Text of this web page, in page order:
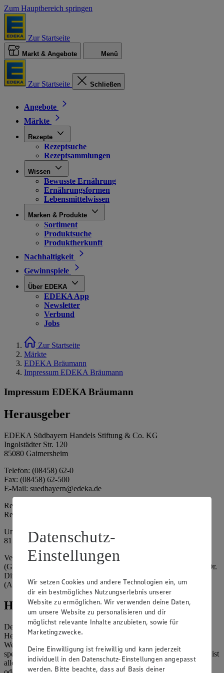
Zum Hauptbereich springen
Zur Startseite
Markt & Angebote Menü
Zur Startseite Schließen
Angebote
Märkte
Rezepte
Rezeptsuche
Rezeptsammlungen
Wissen
Bewusste Ernährung
Ernährungsformen
Lebensmittelwissen
Marken & Produkte
Sortiment
Produktsuche
Produktherkunft
Nachhaltigkeit
Gewinnspiele
Über EDEKA
EDEKA App
Newsletter
Verbund
Jobs
Zur Startseite
Märkte
EDEKA Bräumann
Impressum EDEKA Bräumann
Impressum EDEKA Bräumann
Herausgeber
EDEKA Südbayern Handels Stiftung & Co. KG
Ingolstädter Str. 120
85080 Gaimersheim
Telefon: (08458) 62-0
Fax: (08458) 62-500
E-Mail: suedbayern@edeka.de
Registergericht: Amtsgericht Ingolstadt
Registernummer: HRA 3325
Umsatzsteuer-Identifikationsnummer gem. § 27a UStG: DE
815764015
Vertretungsberechtigte: EDEKA Südbayern Handelsstiftung
(Gesellschafter), Claus Hollinger (Vorstandsmitglied, Sprecher), Dr.
Dirk Eßmann (Vorstandsmitglied), Leo Schwaiberger
(Aufsichtsratsvorsitzender)
Hinweise
Der Inhalt dieser Website ist urheberrechtlich geschützt. Der
Herausgeber gewährt Ihnen jedoch das Recht, den auf dieser
Website bereitgestellten Text ganz oder ausschnittsweise zu
speichern und zu vervielfältigen. Aus Gründen des Urheberrechts ist
allerdings die Speicherung und Vervielfältigung von Bildmaterial
Datenschutz-
Einstellungen
Wir setzen Cookies und andere Technologien ein, um
dir ein bestmögliches Nutzungserlebnis unserer
Website zu ermöglichen. Wir verwenden deine Daten,
um unsere Website zu personalisieren und dir
möglichst relevante Inhalte anzubieten, sowie für
Marketingzwecke.
Deine Einwilligung ist freiwillig und kann jederzeit
individuell in den Datenschutz-Einstellungen angepasst
werden. Bitte beachte, dass auf Basis deiner